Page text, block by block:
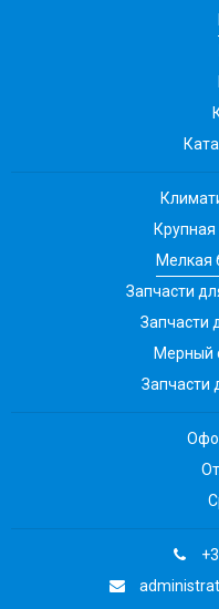
Крупная
Мелкая
Запчасти
Запчасти
Мерный
Запчасти